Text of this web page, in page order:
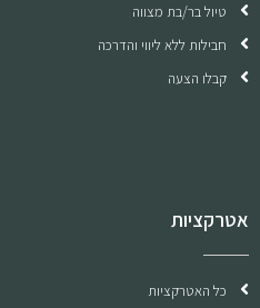
טיול בר/בת מצווה
חבילות ללא ליווי והדרכה
קבלו הצעה
אטרקציות
כל האטרקציות